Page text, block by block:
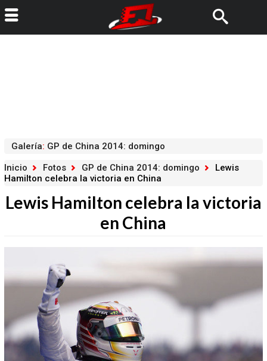
Galería: GP de China 2014: domingo
Inicio
Fotos GP de China 2014: domingo
Lewis
Hamilton celebra la victoria en China
Lewis Hamilton celebra la victoria
en China